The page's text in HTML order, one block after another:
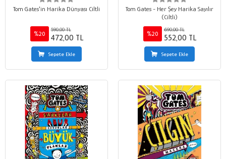
Tom Gates'in Harika Dünyası Ciltli
%20
590,00 TL
472,00 TL
Sepete Ekle
Tom Gates - Her Şey Harika Sayılır
(Ciltli)
%20
690,00 TL
552,00 TL
Sepete Ekle